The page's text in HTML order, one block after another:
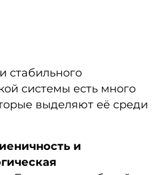
стабильного
системы есть много
выделяют её среди
и